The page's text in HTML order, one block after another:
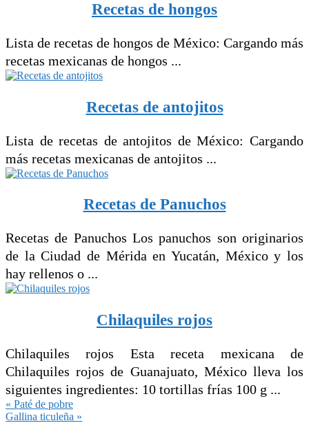
Recetas de hongos
Lista de recetas de hongos de México: Cargando más
recetas mexicanas de hongos ...
Recetas de antojitos
Lista de recetas de antojitos de México: Cargando
más recetas mexicanas de antojitos ...
Recetas de Panuchos
Recetas de Panuchos Los panuchos son originarios
de la Ciudad de Mérida en Yucatán, México y los
hay rellenos o ...
Chilaquiles rojos
Chilaquiles rojos Esta receta mexicana de
Chilaquiles rojos de Guanajuato, México lleva los
siguientes ingredientes: 10 tortillas frías 100 g ...
Entrada
anterior:
« Paté de pobre
Siguiente
Gallina ticuleña »